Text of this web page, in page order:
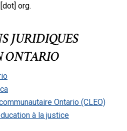
org.
JURIDIQUES
ONTARIO
Ontario (CLEO)
à la justice